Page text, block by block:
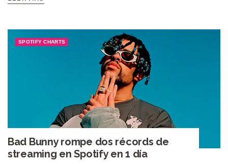
SPOTIFY CHARTS
Bad Bunny rompe dos récords de
streaming en Spotify en 1 día